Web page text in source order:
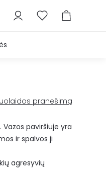
pranešimą
paviršiuje yra
ir spalvos ji
agresyvių